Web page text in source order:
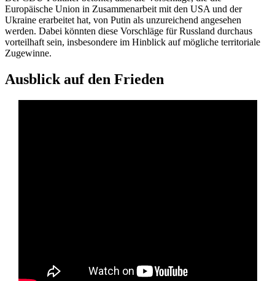
Europäische Union in Zusammenarbeit mit den USA und der
Ukraine erarbeitet hat, von Putin als unzureichend angesehen
werden. Dabei könnten diese Vorschläge für Russland durchaus
vorteilhaft sein, insbesondere im Hinblick auf mögliche territoriale
Zugewinne.
Ausblick auf den Frieden